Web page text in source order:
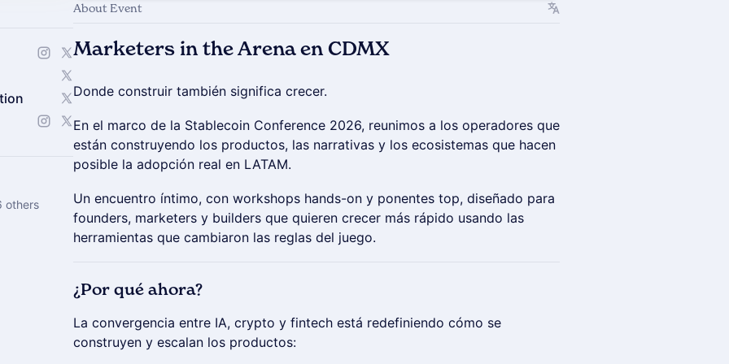
others
About Event
Marketers in the Arena en CDMX
Donde construir también significa crecer.
En el marco de la Stablecoin Conference 2026, reunimos a los operadores que
están construyendo los productos, las narrativas y los ecosistemas que hacen
posible la adopción real en LATAM.
Un encuentro íntimo, con workshops hands-on y ponentes top, diseñado para
founders, marketers y builders que quieren crecer más rápido usando las
herramientas que cambiaron las reglas del juego.
¿Por qué ahora?
La convergencia entre IA, crypto y fintech está redefiniendo cómo se
construyen y escalan los productos: